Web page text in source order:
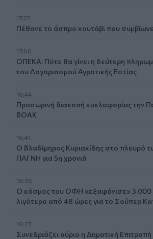
17:25
Πέθανε το άσπρο κουτάβι που
17:06
ΟΠΕΚΑ: Πότε θα γίνει η δεύτερη
του Λογαριασμού Αγροτικής Εστίας
16:44
Προσωρινή διακοπή κυκλοφορίας την
ΒΟΑΚ
16:41
Ο Βλαδίμηρος Κυριακίδης στο πλευρό
ΠΑΓΝΗ για 5η χρονιά
16:36
Ο κόσμος του ΟΦΗ «εξαφάνισε» 3.000
λιγότερο από 48 ώρες για το Σούπερ
16:27
Συνεδριάζει αύριο η Δημοτική